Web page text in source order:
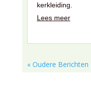
kerkleiding.
Lees meer
« Oudere Berichten